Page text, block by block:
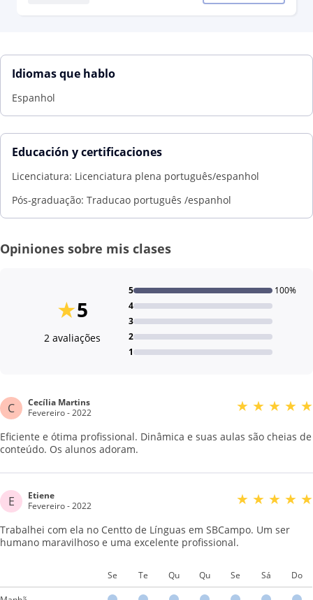
Idiomas que hablo
Espanhol
Educación y certificaciones
Licenciatura: Licenciatura plena português/espanhol
Pós-graduação: Traducao português /espanhol
Opiniones sobre mis clases
5
★
2 avaliações
1
2
3
4
5 100%
C
Cecília Martins
Fevereiro - 2022
★ ★ ★ ★ ★
Eficiente e ótima profissional. Dinâmica e suas aulas são cheias de
conteúdo. Os alunos adoram.
E
Etiene
Fevereiro - 2022
★ ★ ★ ★ ★
Trabalhei com ela no Centto de Línguas em SBCampo. Um ser
humano maravilhoso e uma excelente profissional.
Se Te Qu Qu Se Sá Do